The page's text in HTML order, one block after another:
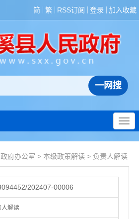
简 繁 RSS订阅 登录 加入收藏
府办公室 > 本级政策解读 > 负责人解读
202407-00006
人解读